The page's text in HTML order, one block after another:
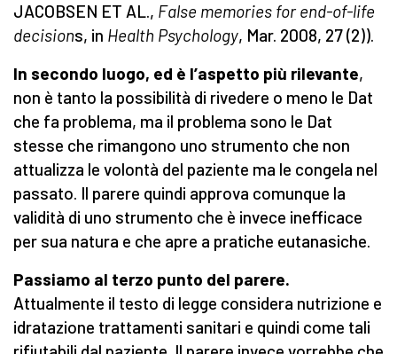
JACOBSEN ET AL., False memories for end-of-life
decisions, in Health Psychology, Mar. 2008, 27 (2)).
In secondo luogo, ed è l’aspetto più rilevante,
non è tanto la possibilità di rivedere o meno le Dat
che fa problema, ma il problema sono le Dat
stesse che rimangono uno strumento che non
attualizza le volontà del paziente ma le congela nel
passato. Il parere quindi approva comunque la
validità di uno strumento che è invece inefficace
per sua natura e che apre a pratiche eutanasiche.
Passiamo al terzo punto del parere.
Attualmente il testo di legge considera nutrizione e
idratazione trattamenti sanitari e quindi come tali